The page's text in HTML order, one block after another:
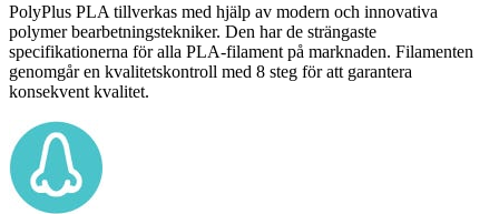
PolyPlus PLA tillverkas med hjälp av modern och innovativa
polymer bearbetningstekniker. Den har de strängaste
specifikationerna för alla PLA-filament på marknaden. Filamenten
genomgår en kvalitetskontroll med 8 steg för att garantera
konsekvent kvalitet.